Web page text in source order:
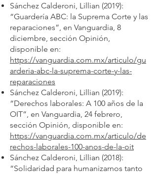
Sánchez Calderoni, Lillian (2019):
“Guardería ABC: la Suprema Corte y las
reparaciones”, en Vanguardia, 8
diciembre, sección Opinión,
disponible en:
https://vanguardia.com.mx/articulo/gu
arderia-abc-la-suprema-corte-y-las-
reparaciones
Sánchez Calderoni, Lillian (2019):
“Derechos laborales: A 100 años de la
OIT”, en Vanguardia, 24 febrero,
sección Opinión, disponible en:
https://vanguardia.com.mx/articulo/de
rechos-laborales-100-anos-de-la-oit
Sánchez Calderoni, Lillian (2018):
“Solidaridad para humanizarnos tanto